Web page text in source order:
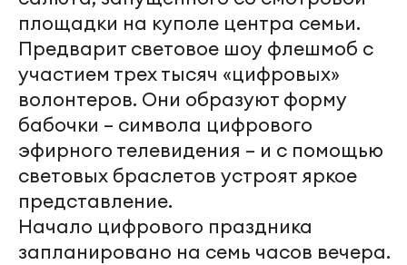
площадки на куполе центра семьи.
Предварит световое шоу флешмоб с
участием трех тысяч «цифровых»
волонтеров. Они образуют форму
бабочки – символа цифрового
эфирного телевидения – и с помощью
световых браслетов устроят яркое
представление.
Начало цифрового праздника
запланировано на семь часов вечера.